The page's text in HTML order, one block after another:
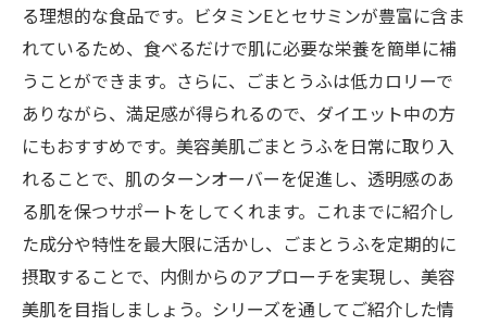
る理想的な食品です。ビタミンEとセサミンが豊富に含ま
れているため、食べるだけで肌に必要な栄養を簡単に補
うことができます。さらに、ごまとうふは低カロリーで
ありながら、満足感が得られるので、ダイエット中の方
にもおすすめです。美容美肌ごまとうふを日常に取り入
れることで、肌のターンオーバーを促進し、透明感のあ
る肌を保つサポートをしてくれます。これまでに紹介し
た成分や特性を最大限に活かし、ごまとうふを定期的に
摂取することで、内側からのアプローチを実現し、美容
美肌を目指しましょう。シリーズを通してご紹介した情